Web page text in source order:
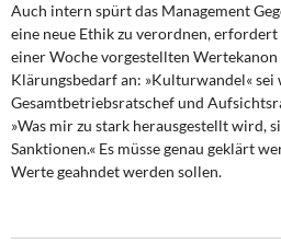
Auch intern spürt das Management
eine neue Ethik zu verordnen,
einer Woche vorgestellten
Klärungsbedarf an: »Kulturwandel« sei
Gesamtbetriebsratschef und
»Was mir zu stark herausgestellt wird,
Sanktionen.« Es müsse genau geklärt
Werte geahndet werden sollen.